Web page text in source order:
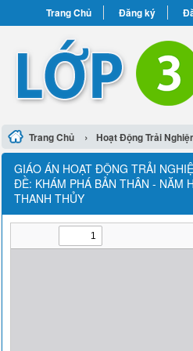
Trang Chủ Đăng ký
Trang Chủ › Hoạt Động Trải
GIÁO ÁN HOẠT ĐỘNG TRẢI
ĐỀ: KHÁM PHÁ BẢN THÂN - NĂM
THANH THỦY